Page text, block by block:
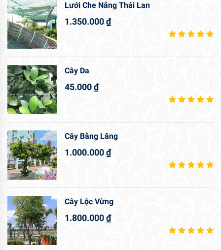
Lưới Che Nắng Thái Lan
1.350.000₫
Cây Da
45.000₫
Cây Bằng Lăng
1.000.000₫
Cây Lộc Vừng
1.800.000₫